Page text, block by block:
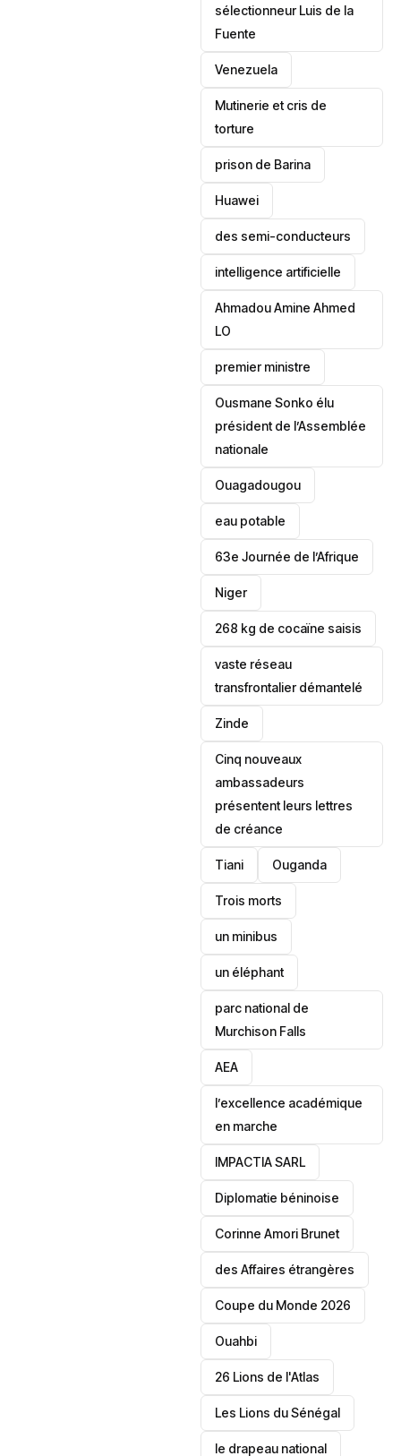
sélectionneur Luis de la
Fuente
‎Venezuela
Mutinerie et cris de
torture
prison de Barina
Huawei
des semi-conducteurs
intelligence artificielle
Ahmadou Amine Ahmed
LO
premier ministre
Ousmane Sonko élu
président de l’Assemblée
nationale
‎Ouagadougou
eau potable
63e Journée de l’Afrique
‎Niger
268 kg de cocaïne saisis
vaste réseau
transfrontalier démantelé
Zinde
Cinq nouveaux
ambassadeurs
présentent leurs lettres
de créance
Tiani ‎Ouganda
Trois morts
un minibus
un éléphant
parc national de
Murchison Falls
AEA
l’excellence académique
en marche
IMPACTIA SARL
‎Diplomatie béninoise
Corinne Amori Brunet
des Affaires étrangères
‎Coupe du Monde 2026
Ouahbi
26 Lions de l'Atlas
Les Lions du Sénégal
le drapeau national